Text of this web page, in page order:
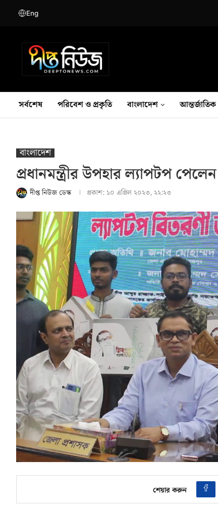
Eng
সর্বশেষ পরিবেশ ও প্রকৃতি বাংলাদেশ আন্তর্জাতিক
বাংলাদেশ
প্রধানমন্ত্রীর উপহার ল্যাপটপ
দীপ্ত নিউজ ডেস্ক প্রকাশ: ১০ এপ্রিল ২০২৩, ২২:২৩
শেয়ার করুন